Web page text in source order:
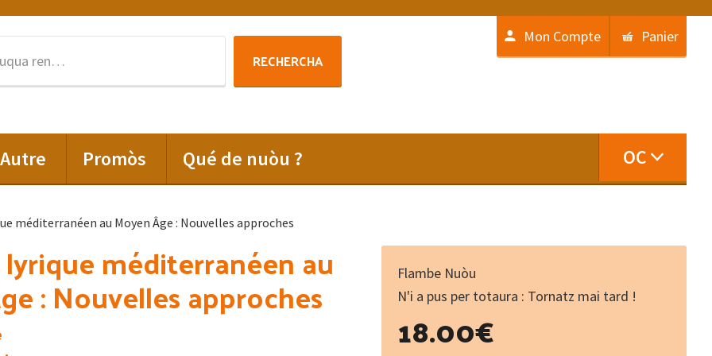
:
RECHERCHA
Mon Compte Panier
Autre Promòs Qué de nuòu ? OC
méditerranéen au Moyen Âge : Nouvelles approches
lyrique méditerranéen au
: Nouvelles approches
Flambe Nuòu
N'i a pus per totaura : Tornatz mai tard !
18.00€